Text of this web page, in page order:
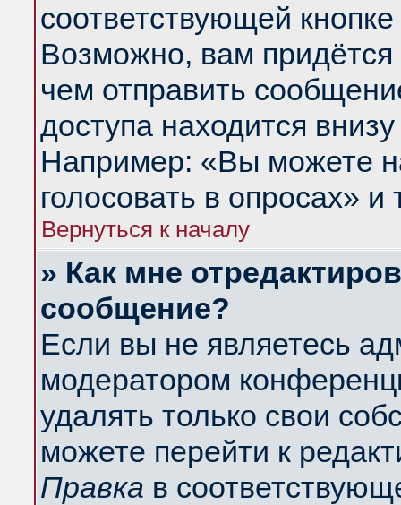
соответствующей
Возможно, вам придётся
чем отправить
доступа находится
Например: «Вы можете
голосовать в опросах» и
Вернуться к началу
» Как мне
сообщение?
Если вы не являетесь
модератором
удалять только свои
можете перейти к
Правка в